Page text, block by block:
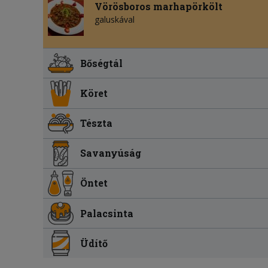
Vörösboros marhapörkölt
galuskával
Bőségtál
Köret
Tészta
Savanyúság
Öntet
Palacsinta
Üdítő